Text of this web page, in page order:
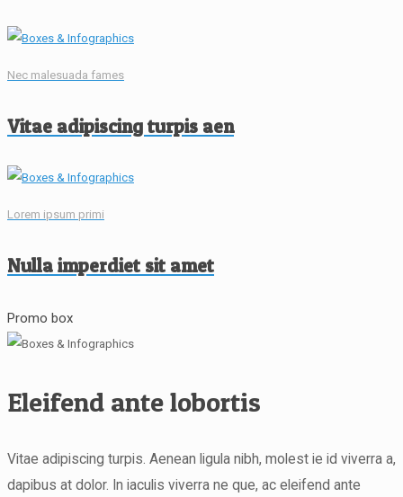
Nec malesuada fames
Vitae adipiscing turpis aen
Lorem ipsum primi
Nulla imperdiet sit amet
Promo box
Eleifend ante lobortis
Vitae adipiscing turpis. Aenean ligula nibh, molest ie id viverra a,
dapibus at dolor. In iaculis viverra ne que, ac eleifend ante